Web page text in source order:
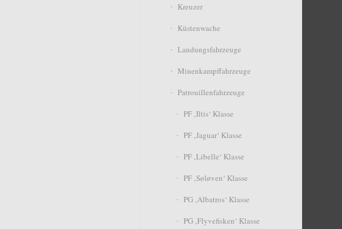
Kreuzer
Küstenwache
Landungsfahrzeuge
Minenkampffahrzeuge
Patrouillenfahrzeuge
PF ‚Iltis‘ Klasse
PF ‚Jaguar‘ Klasse
PF ‚Libelle‘ Klasse
PF ‚Søløven‘ Klasse
PG ‚Albatros‘ Klasse
PG ‚Flyvefisken‘ Klasse